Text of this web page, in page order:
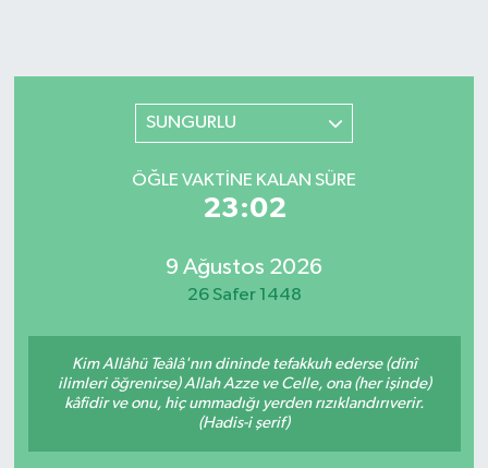
SUNGURLU
ÖĞLE VAKTINE KALAN SÜRE
23:02
9 Ağustos 2026
26 Safer 1448
Kim Allâhü Teâlâ'nın dininde tefakkuh ederse (dînî
ilimleri öğrenirse) Allah Azze ve Celle, ona (her işinde)
kâfidir ve onu, hiç ummadığı yerden rızıklandırıverir.
(Hadis-i şerif)
Son Dakika Haberleri